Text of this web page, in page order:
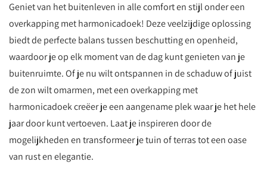
Geniet van het buitenleven in alle comfort en stijl onder een
overkapping met harmonicadoek! Deze veelzijdige oplossing
biedt de perfecte balans tussen beschutting en openheid,
waardoor je op elk moment van de dag kunt genieten van je
buitenruimte. Of je nu wilt ontspannen in de schaduw of juist
de zon wilt omarmen, met een overkapping met
harmonicadoek creëer je een aangename plek waar je het hele
jaar door kunt vertoeven. Laat je inspireren door de
mogelijkheden en transformeer je tuin of terras tot een oase
van rust en elegantie.